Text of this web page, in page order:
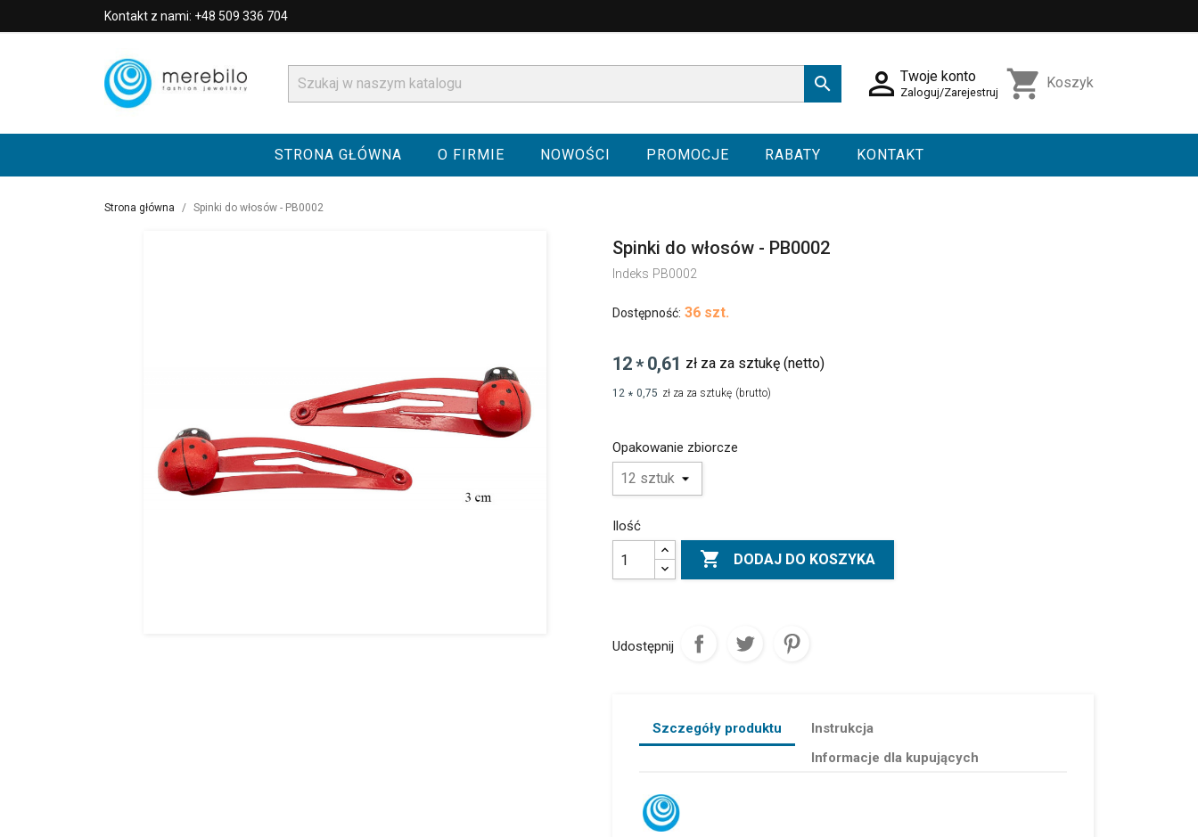
Kontakt z nami: +48 509 336 704
  Twoje konto
Zaloguj/Zarejestruj shopping_cart Koszyk
STRONA GŁÓWNA O FIRMIE NOWOŚCI PROMOCJE RABATY KONTAKT
Strona główna Spinki do włosów - PB0002
Spinki do włosów - PB0002
Indeks PB0002
Dostępność: 36 szt.
12* 0,61 zł za za sztukę (netto)
12 * 0,75 zł za za sztukę (brutto)
Opakowanie zbiorcze
Ilość
 DODAJ DO KOSZYKA
Udostępnij
Szczegóły produktu
Instrukcja
Informacje dla kupujących